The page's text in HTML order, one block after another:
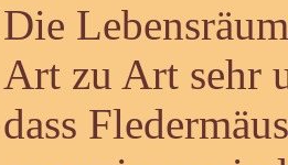
Die
Art zu Art sehr
dass